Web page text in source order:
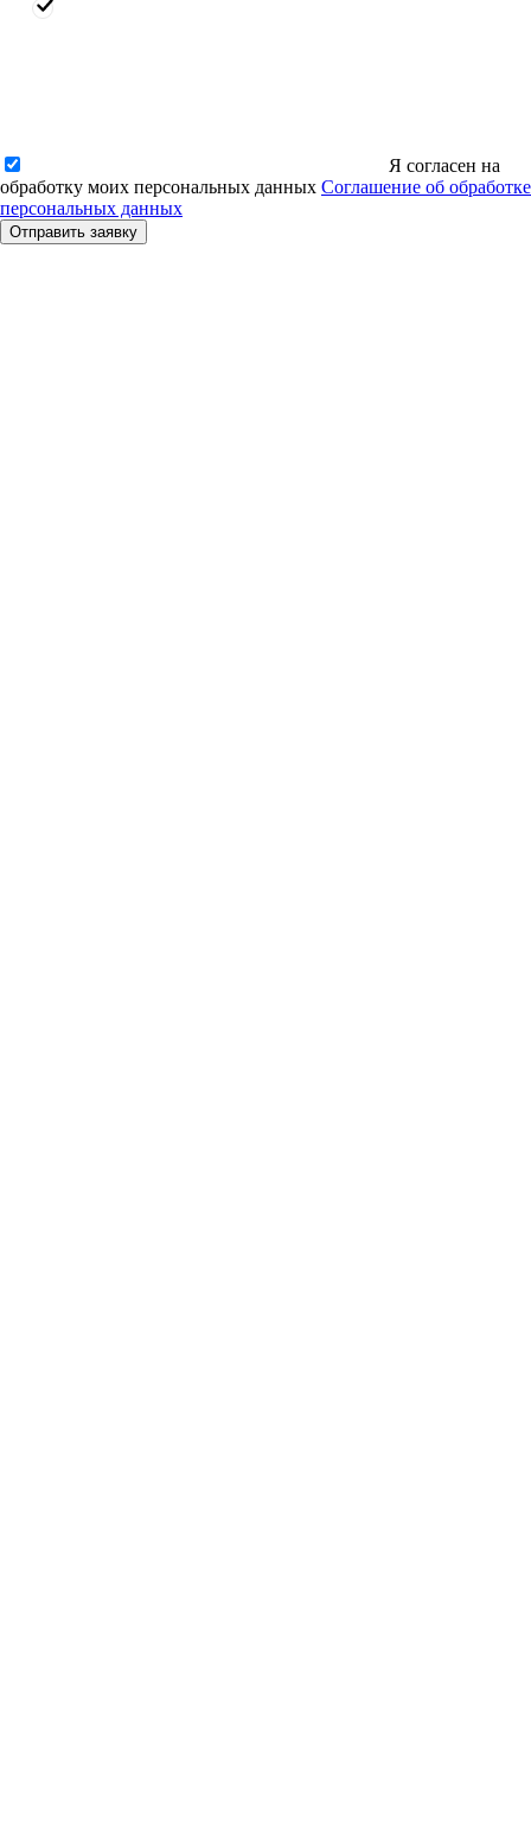
Я согласен на
обработку моих персональных данных Соглашение об обработке
персональных данных